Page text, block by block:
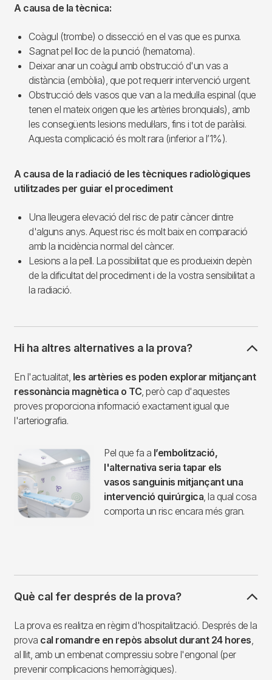
A causa de la tècnica:
Coàgul (trombe) o dissecció en el vas que es punxa.
Sagnat pel lloc de la punció (hematoma).
Deixar anar un coàgul amb obstrucció d'un vas a
distància (embòlia), que pot requerir intervenció urgent.
Obstrucció dels vasos que van a la medul·la espinal (que
tenen el mateix origen que les artèries bronquials), amb
les consegüents lesions medul·lars, fins i tot de paràlisi.
Aquesta complicació és molt rara (inferior a l’1%).
A causa de la radiació de les tècniques radiològiques
utilitzades per guiar el procediment
Una lleugera elevació del risc de patir càncer dintre
d'alguns anys. Aquest risc és molt baix en comparació
amb la incidència normal del càncer.
Lesions a la pell. La possibilitat que es produeixin depèn
de la dificultat del procediment i de la vostra sensibilitat a
la radiació.
Hi ha altres alternatives a la prova?
En l'actualitat, les artèries es poden explorar mitjançant
ressonància magnètica o TC , però cap d'aquestes
proves proporciona informació exactament igual que
l'arteriografia.
Pel que fa a l’embolització,
l'alternativa seria tapar els
vasos sanguinis mitjançant una
intervenció quirúrgica , la qual cosa
comporta un risc encara més gran.
Què cal fer després de la prova?
La prova es realitza en règim d'hospitalització. Després de la
prova cal romandre en repòs absolut durant 24 hores
al llit, amb un embenat compressiu sobre l'engonal (per
prevenir complicacions hemorràgiques).